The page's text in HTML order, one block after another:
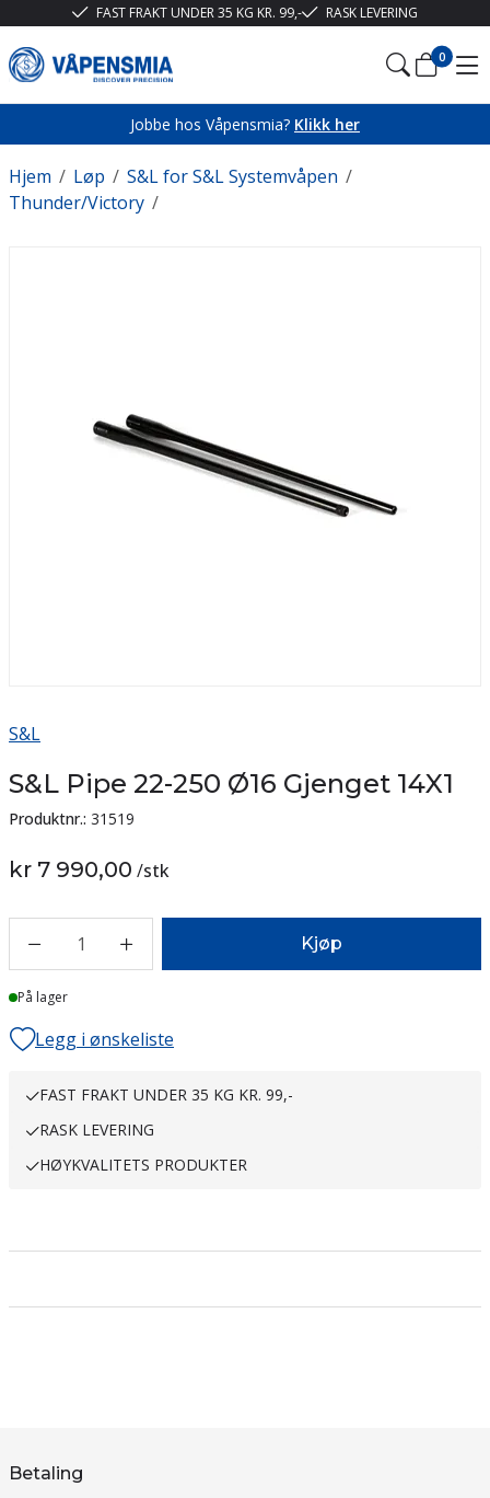
FAST FRAKT UNDER 35 KG KR. 99,- RASK LEVERING
0
Jobbe hos Våpensmia? Klikk her
/
Hjem /
Løp /
S&L for S&L Systemvåpen
/
Thunder/Victory
S&L
S&L Pipe 22-250 Ø16 Gjenget 14X1
Produktnr.: 31519
kr 7 990,00 /stk
1 Kjøp
På lager
Legg i ønskeliste
FAST FRAKT UNDER 35 KG KR. 99,-
RASK LEVERING
HØYKVALITETS PRODUKTER
Betaling